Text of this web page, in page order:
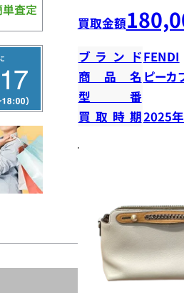
買取金額
ブランドFENDI
商品名 ピーカ
型番
買取時期2025